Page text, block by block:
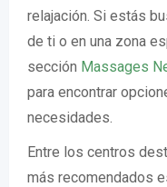
relajación. Si estás
de ti o en una zona
sección Massages
para encontrar
necesidades.
Entre los centros
más recomendados